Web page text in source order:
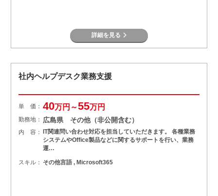
詳細を見る
社内ヘルプデスク業務支援
単 価： 40万円～55万円
勤務地： 広島県 その他（非公開含む）
内 容：
IT関連問い合わせ対応を担当していただきます。 各種業務
システムやOffice製品などに関するサポートを行い、業務
運…
スキル： その他言語 , Microsoft365